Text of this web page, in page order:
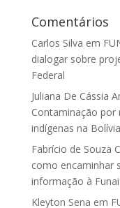
Comentários
Carlos Silva em
dialogar sobre
Federal
Juliana De Cássia
Contaminação por
indígenas na Bolívia
Fabrício de Souza
como encaminhar
informação à Funai
Kleyton Sena em